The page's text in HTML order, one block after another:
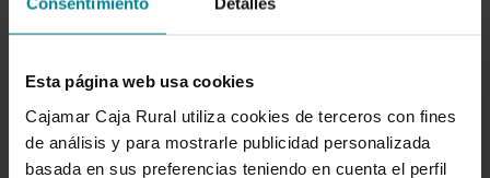
Esta página web usa cookies
Cajamar Caja Rural utiliza cookies de terceros con fines
de análisis y para mostrarle publicidad personalizada
basada en sus preferencias teniendo en cuenta el perfil
Para nosotros es tan importante atenderte como
entenderte, escucharnos y compartir. Por eso
creamos espacios de intercambio como este. Aquí el
conocimiento se comparte. Forma parte de nuestro